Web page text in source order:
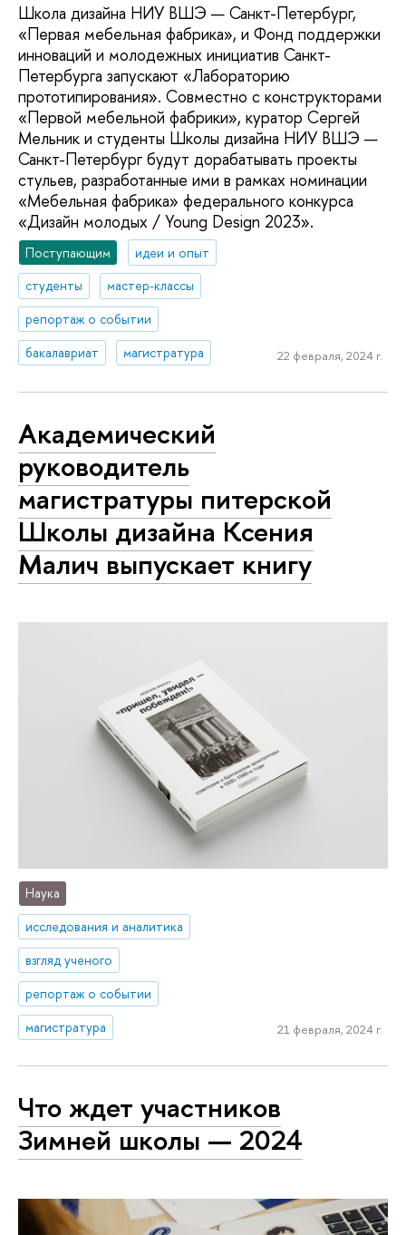
Школа дизайна НИУ ВШЭ — Санкт-Петербург,
«Первая мебельная фабрика», и Фонд поддержки
инноваций и молодежных инициатив Санкт-
Петербурга запускают «Лабораторию
прототипирования». Совместно с конструкторами
«Первой мебельной фабрики», куратор Сергей
Мельник и студенты Школы дизайна НИУ ВШЭ —
Санкт-Петербург будут дорабатывать проекты
стульев, разработанные ими в рамках номинации
«Мебельная фабрика» федерального конкурса
«Дизайн молодых / Young Design 2023».
Поступающим
идеи и опыт
студенты
мастер-классы
репортаж о событии
бакалавриат
магистратура 22 февраля, 2024 г.
Академический
руководитель
магистратуры питерской
Школы дизайна Ксения
Малич выпускает книгу
Наука
исследования и аналитика
взгляд ученого
репортаж о событии
магистратура
21 февраля, 2024 г.
Что ждет участников
Зимней школы — 2024